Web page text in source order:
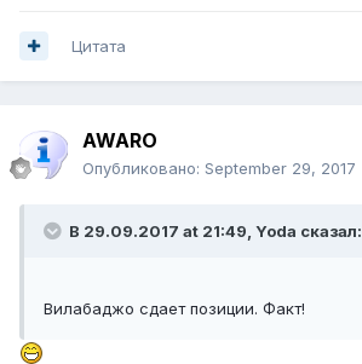
Цитата
AWARO
Опубликовано: September 29, 2017
В 29.09.2017 at 21:49, Yoda сказал:
Вилабаджо сдает позиции. Факт!